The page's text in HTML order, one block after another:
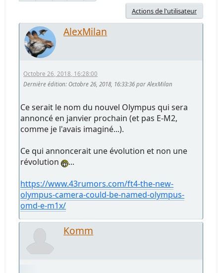
Actions de l'utilisateur
AlexMilan
Octobre 26, 2018, 16:28:00
Dernière édition: Octobre 26, 2018, 16:33:36 par AlexMilan
Ce serait le nom du nouvel Olympus qui sera
annoncé en janvier prochain (et pas E-M2,
comme je l'avais imaginé...).
Ce qui annoncerait une évolution et non une
révolution
...
https://www.43rumors.com/ft4-the-new-
olympus-camera-could-be-named-olympus-
omd-e-m1x/
Komm